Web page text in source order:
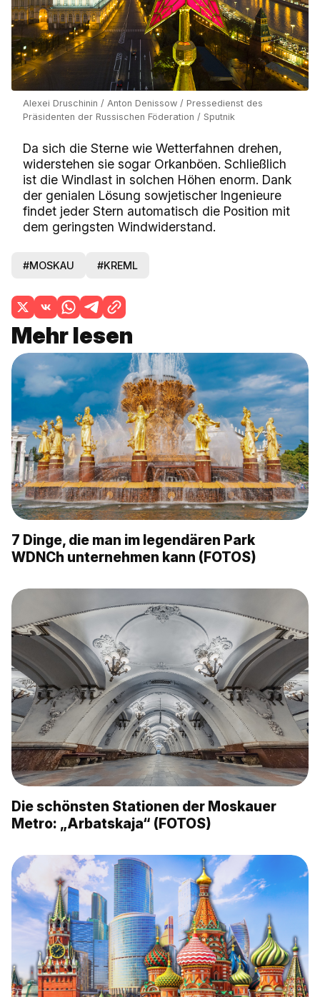
Alexei Druschinin / Anton Denissow / Pressedienst des
Präsidenten der Russischen Föderation / Sputnik
Da sich die Sterne wie Wetterfahnen drehen,
widerstehen sie sogar Orkanböen. Schließlich
ist die Windlast in solchen Höhen enorm. Dank
der genialen Lösung sowjetischer Ingenieure
findet jeder Stern automatisch die Position mit
dem geringsten Windwiderstand.
#MOSKAU #KREML
Mehr lesen
7 Dinge, die man im legendären Park
WDNCh unternehmen kann (FOTOS)
Die schönsten Stationen der Moskauer
Metro: „Arbatskaja“ (FOTOS)